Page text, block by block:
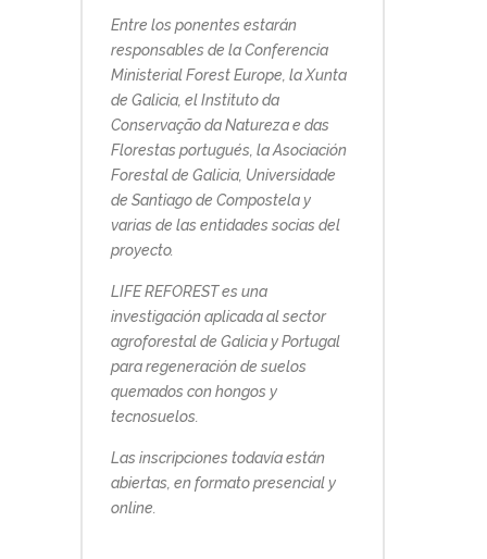
Entre los ponentes estarán
responsables de la Conferencia
Ministerial Forest Europe, la Xunta
de Galicia, el Instituto da
Conservação da Natureza e das
Florestas portugués, la Asociación
Forestal de Galicia, Universidade
de Santiago de Compostela y
varias de las entidades socias del
proyecto.
LIFE REFOREST es una
investigación aplicada al sector
agroforestal de Galicia y Portugal
para regeneración de suelos
quemados con hongos y
tecnosuelos.
Las inscripciones todavía están
abiertas, en formato presencial y
online.